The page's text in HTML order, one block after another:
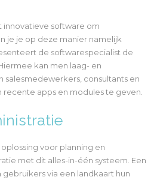
software om
je je op deze manier namelijk
de softwarespecialist de
kan men laag- en
consultants en
apps en modules te geven.
oplossing voor planning en
met dit alles-in-één systeem. Een
via een landkaart hun